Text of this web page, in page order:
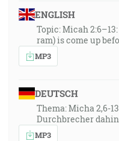
ENGLISH
Topic: Micah
ram) is come up
MP3
DEUTSCH
Thema: Micha 2,6-
Durchbrecher
MP3